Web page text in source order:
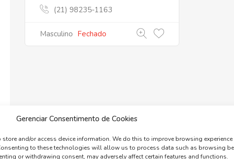
Gerenciar Consentimento de Cookies
and/or access device information. We do this to improve browsing experience
to these technologies will allow us to process data such as browsing
or withdrawing consent, may adversely affect certain features and functions.
(21) 98235-1163
Masculino Fechado